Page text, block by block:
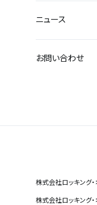
株式会社ロッキング・
株式会社ロッキング・
ニュース
お問い合わせ